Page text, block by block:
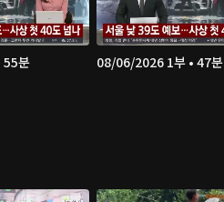
55분 08/06/2026 1부 • 47분